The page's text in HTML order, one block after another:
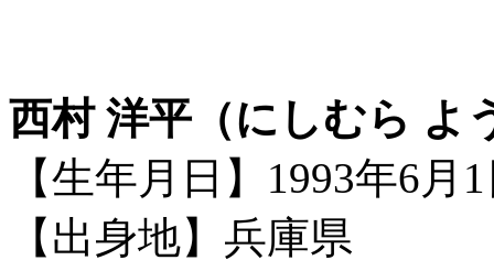
西村 洋平（にしむら よ
【生年月⽇】1993年6月
【出身地】兵庫県